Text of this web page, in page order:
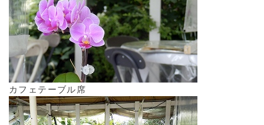
カフェテーブル席